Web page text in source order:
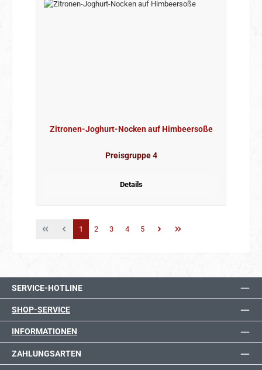
Zitronen-Joghurt-Nocken auf Himbeersoße
Preisgruppe 4
Details
Seite
1 Seite
2 Seite
3 Seite
4 Seite
5
SERVICE-HOTLINE
SHOP-SERVICE
INFORMATIONEN
ZAHLUNGSARTEN